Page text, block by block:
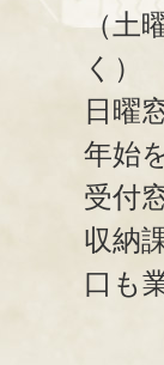
（土
く）
日曜
年始
受付
収納
口も